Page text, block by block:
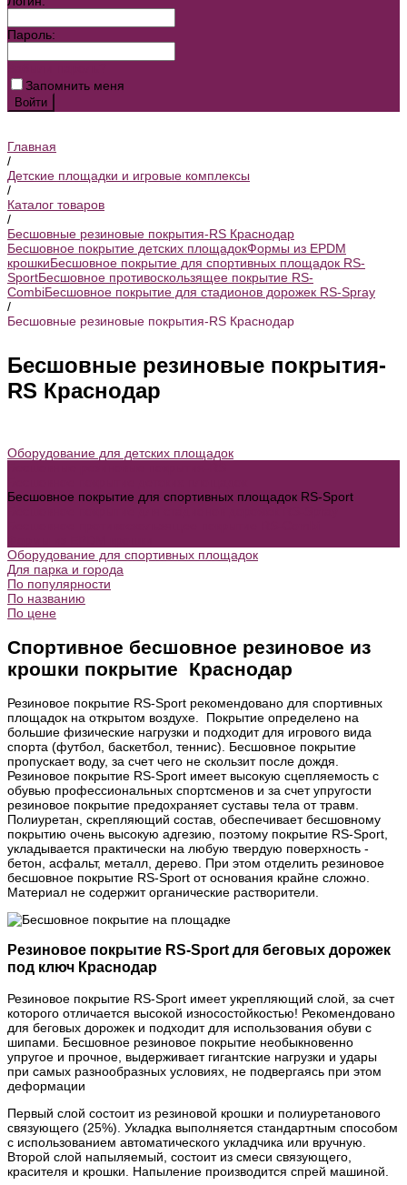
Пароль:
Запомнить меня
Главная
/
Детские площадки и игровые комплексы
/
Каталог товаров
/
Бесшовные резиновые покрытия-RS Краснодар
Бесшовное покрытие детских площадокФормы из EPDM
крошкиБесшовное покрытие для спортивных площадок RS-
SportБесшовное противоскользящее покрытие RS-
CombiБесшовное покрытие для стадионов дорожек RS-Spray
/
Бесшовные резиновые покрытия-RS Краснодар
Бесшовные резиновые покрытия-
RS Краснодар
Оборудование для детских площадок
Бесшовное покрытие для спортивных площадок RS-Sport
Оборудование для спортивных площадок
Для парка и города
По популярности
По названию
По цене
Спортивное бесшовное резиновое из
крошки покрытие Краснодар
Резиновое покрытие RS-Sport рекомендовано для спортивных
площадок на открытом воздухе. Покрытие определено на
большие физические нагрузки и подходит для игрового вида
спорта (футбол, баскетбол, теннис). Бесшовное покрытие
пропускает воду, за счет чего не скользит после дождя.
Резиновое покрытие RS-Sport имеет высокую сцепляемость с
обувью профессиональных спортсменов и за счет упругости
резиновое покрытие предохраняет суставы тела от травм.
Полиуретан, скрепляющий состав, обеспечивает бесшовному
покрытию очень высокую адгезию, поэтому покрытие RS-Sport,
укладывается практически на любую твердую поверхность -
бетон, асфальт, металл, дерево. При этом отделить резиновое
бесшовное покрытие RS-Sport от основания крайне сложно.
Материал не содержит органические растворители.
Резиновое покрытие RS-Sport для беговых дорожек
под ключ Краснодар
Резиновое покрытие RS-Sport имеет укрепляющий слой, за счет
которого отличается высокой износостойкостью! Рекомендовано
для беговых дорожек и подходит для использования обуви с
шипами. Бесшовное резиновое покрытие необыкновенно
упругое и прочное, выдерживает гигантские нагрузки и удары
при самых разнообразных условиях, не подвергаясь при этом
деформации
Первый слой состоит из резиновой крошки и полиуретанового
связующего (25%). Укладка выполняется стандартным способом
с использованием автоматического укладчика или вручную.
Второй слой напыляемый, состоит из смеси связующего,
красителя и крошки. Напыление производится спрей машиной.